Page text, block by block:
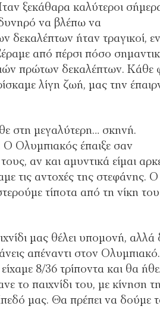
ξεκάθαρα καλύτεροι
να βλέπω να
δεκαλέπτων ήταν τραγικοί,
από πέρσι πόσο
πρώτων δεκαλέπτων. Κάθε
λίγη ζωή, μας την
στη μεγαλύτερη… σκηνή.
Ο Ολυμπιακός έπαιξε σαν
αν και αμυντικά είμαι
τις αντοχές της στεφάνης. Ο
τίποτα από τη νίκη του
μας θέλει υπομονή, αλλά
απέναντι στον Ολυμπιακό.
8/36 τρίποντα και θα
το παιχνίδι του, με κίνηση
μας. Θα πρέπει να δούμε